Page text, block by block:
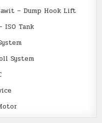
– Dump Hook Lift
ISO Tank
System